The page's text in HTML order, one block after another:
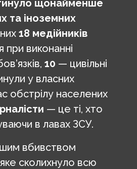
щонайменше
та іноземних
18 медійників
при виконанні
10 — цивільні
у власних
обстрілу населених
— це ті, хто
в лавах ЗСУ.
вбивством
сколихнуло всю